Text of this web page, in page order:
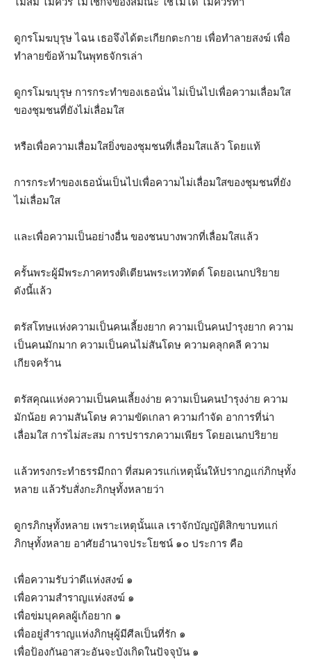
ดูกรโมฆบุรุษ ไฉน เธอจึงได้ตะเกียกตะกาย เพื่อทำลายสงฆ์ เพื่อ
ทำลายข้อห้ามในพุทธจักรเล่า
ดูกรโมฆบุรุษ การกระทำของเธอนั่น ไม่เป็นไปเพื่อความเลื่อมใส
ของชุมชนที่ยังไม่เลื่อมใส
หรือเพื่อความเสื่อมใสยิ่งของชุมชนที่เลื่อมใสแล้ว โดยแท้
การกระทำของเธอนั่นเป็นไปเพื่อความไม่เลื่อมใสของชุมชนที่ยัง
ไม่เลื่อมใส
และเพื่อความเป็นอย่างอื่น ของชนบางพวกที่เลื่อมใสแล้ว
ครั้นพระผู้มีพระภาคทรงติเตียนพระเทวทัตต์ โดยอเนกปริยาย
ดังนี้แล้ว
ตรัสโทษแห่งความเป็นคนเลี้ยงยาก ความเป็นคนบำรุงยาก ความ
เป็นคนมักมาก ความเป็นคนไม่สันโดษ ความคลุกคลี ความ
เกียจคร้าน
ตรัสคุณแห่งความเป็นคนเลี้ยงง่าย ความเป็นคนบำรุงง่าย ความ
มักน้อย ความสันโดษ ความขัดเกลา ความกำจัด อาการที่น่า
เลื่อมใส การไม่สะสม การปรารภความเพียร โดยอเนกปริยาย
แล้วทรงกระทำธรรมีกถา ที่สมควรแก่เหตุนั้นให้ปรากฎแก่ภิกษุทั้ง
หลาย แล้วรับสั่งกะภิกษุทั้งหลายว่า
ดูกรภิกษุทั้งหลาย เพราะเหตุนั้นแล เราจักบัญญัติสิกขาบทแก่
ภิกษุทั้งหลาย อาศัยอำนาจประโยชน์ ๑๐ ประการ คือ
เพื่อความรับว่าดีแห่งสงฆ์ ๑
เพื่อความสำราญแห่งสงฆ์ ๑
เพื่อข่มบุคคลผู้เก้อยาก ๑
เพื่ออยู่สำราญแห่งภิกษุผู้มีศีลเป็นที่รัก ๑
เพื่อป้องกันอาสวะอันจะบังเกิดในปัจจุบัน ๑